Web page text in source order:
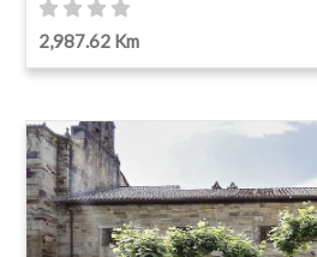
2,987.62 Km